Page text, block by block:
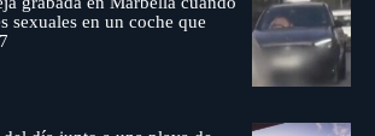
sexuales en un coche que